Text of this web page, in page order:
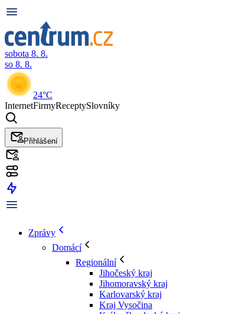
sobota 8. 8.
so 8. 8.
24°C
InternetFirmyReceptySlovníky
Přihlášení
Zprávy
Domácí
Regionální
Jihočeský kraj
Jihomoravský kraj
Karlovarský kraj
Kraj Vysočina